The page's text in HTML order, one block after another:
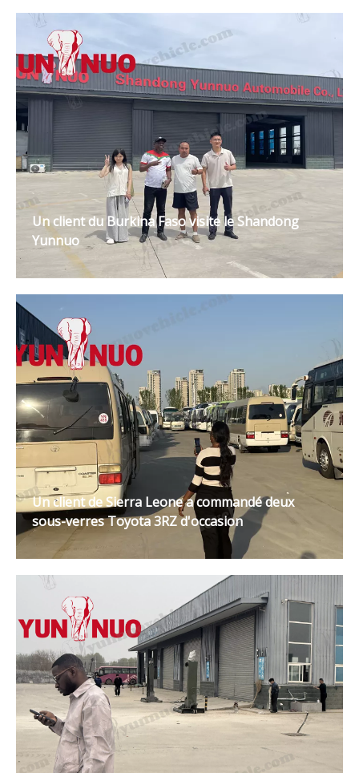
Un client du Burkina Faso visite le Shandong
Yunnuo
Un client de Sierra Leone a commandé deux
sous-verres Toyota 3RZ d'occasion